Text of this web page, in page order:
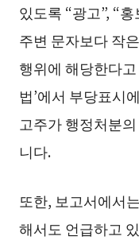
있도록 “광고”, “
주변 문자보다 작
행위에 해당한다
법’에서 부당표시
고주가 행정처분
니다.
또한, 보고서에서
해서도 언급하고